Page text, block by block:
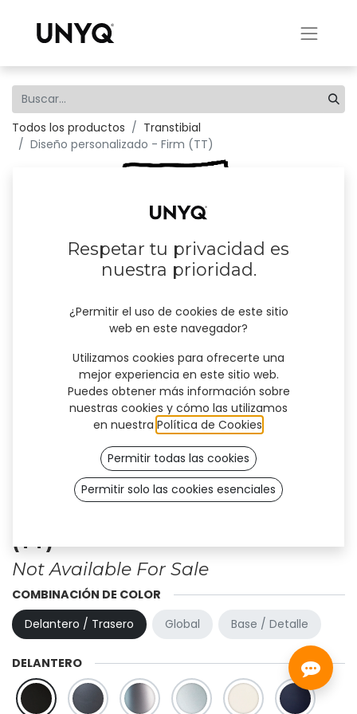
Todos los productos
Transtibial
Diseño personalizado - Firm (TT)
(TT)
Not Available For Sale
COMBINACIÓN DE COLOR
Delantero / Trasero
Global Base / Detalle
DELANTERO
Respetar tu privacidad es
nuestra prioridad.
¿Permitir el uso de cookies de este sitio
web en este navegador?
Utilizamos cookies para ofrecerte una
mejor experiencia en este sitio web.
Puedes obtener más información sobre
nuestras cookies y cómo las utilizamos
en nuestra Política de Cookies
Permitir todas las cookies
Permitir solo las cookies esenciales